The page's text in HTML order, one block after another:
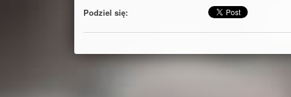
Podziel się: